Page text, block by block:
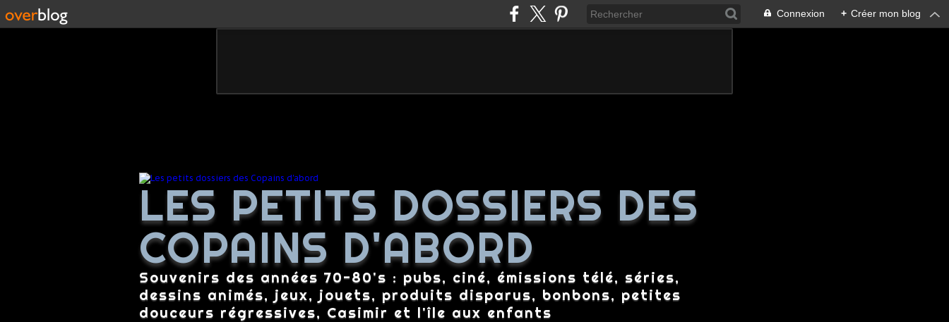
Connexion + Créer mon blog
LES PETITS DOSSIERS DES
COPAINS D'ABORD
Souvenirs des années 70-80's : pubs, ciné, émissions télé, séries,
dessins animés, jeux, jouets, produits disparus, bonbons, petites
douceurs régressives, Casimir et l'île aux enfants